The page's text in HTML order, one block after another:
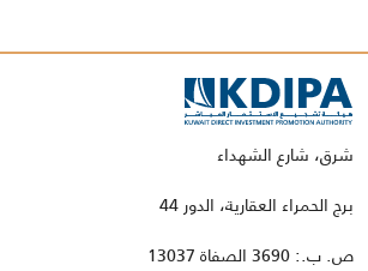
شرق، شارع الشهداء
برج الحمراء العقارية، الدور 44
ص. ب.: 3690 الصفاة 13037